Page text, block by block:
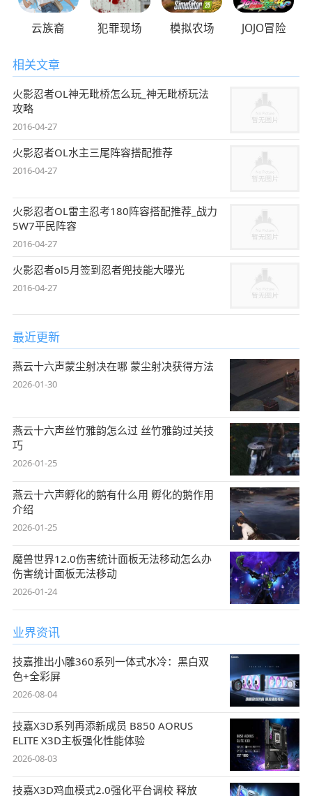
云族裔 犯罪现场 模拟农场 JOJO冒险
相关文章
火影忍者OL神无毗桥怎么玩_神无毗桥玩法
攻略
2016-04-27
火影忍者OL水主三尾阵容搭配推荐
2016-04-27
火影忍者OL雷主忍考180阵容搭配推荐_战力
5W7平民阵容
2016-04-27
火影忍者ol5月签到忍者兜技能大曝光
2016-04-27
最近更新
燕云十六声蒙尘射决在哪 蒙尘射决获得方法
2026-01-30
燕云十六声丝竹雅韵怎么过 丝竹雅韵过关技
巧
2026-01-25
燕云十六声孵化的鹅有什么用 孵化的鹅作用
介绍
2026-01-25
魔兽世界12.0伤害统计面板无法移动怎么办
伤害统计面板无法移动
2026-01-24
业界资讯
技嘉推出小雕360系列一体式水冷：黑白双
色+全彩屏
2026-08-04
技嘉X3D系列再添新成员 B850 AORUS
ELITE X3D主板强化性能体验
2026-08-03
技嘉X3D鸡血模式2.0强化平台调校 释放